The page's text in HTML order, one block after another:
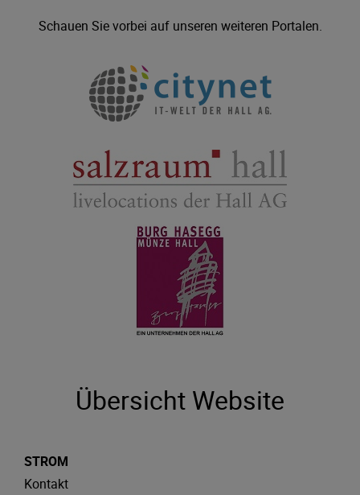
Schauen Sie vorbei auf unseren weiteren Portalen.
Übersicht Website
STROM
Kontakt